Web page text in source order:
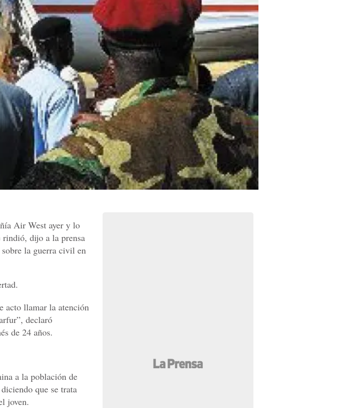
Air West ayer y lo
rindió, dijo a la prensa
la guerra civil en
acto llamar la atención
declaró
de 24 años.
a la población de
que se trata
joven.